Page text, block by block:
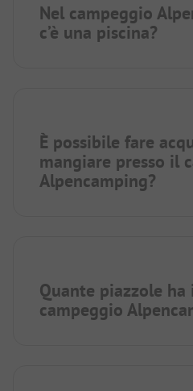
Nel campeggio
c’è una piscina?
È possibile fare
mangiare presso il
Alpencamping?
Quante piazzole ha
campeggio